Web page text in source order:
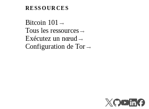
RESSOURCES
Bitcoin 101 →
Tous les ressources →
Exécutez un nœud →
Configuration de Tor →